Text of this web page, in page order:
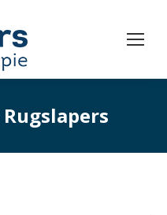
Rugslapers